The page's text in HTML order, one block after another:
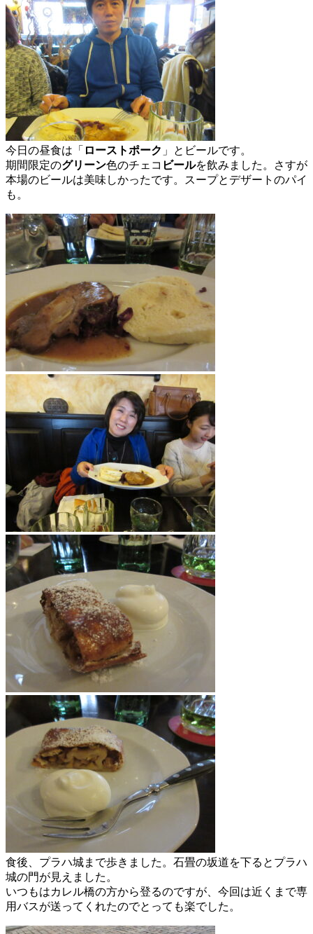
今日の昼食は「 ローストポーク 」とビールです。
期間限定のグリーン色のチェコ ビールを飲みました。さすが
本場のビールは美味しかったです。スープとデザートのパイ
も。
食後、プラハ城まで歩きました。石畳の坂道を下るとプラハ
城の門が見えました。
いつもはカレル橋の方から登るのですが、今回は近くまで専
用バスが送ってくれたのでとっても楽でした。